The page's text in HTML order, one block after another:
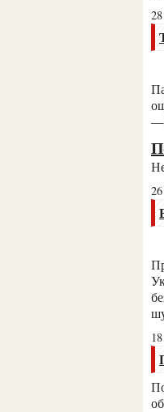
Пары часто погружаются в заботы о работе, семье, финансах, и постепенно теряется
—
Промокоди казино — це один із найзручніших способів активувати бонуси в онлайн казино
Поїздка автобусом з Києва до Луцька — це зручний спосіб дістатися до столиці Волинської